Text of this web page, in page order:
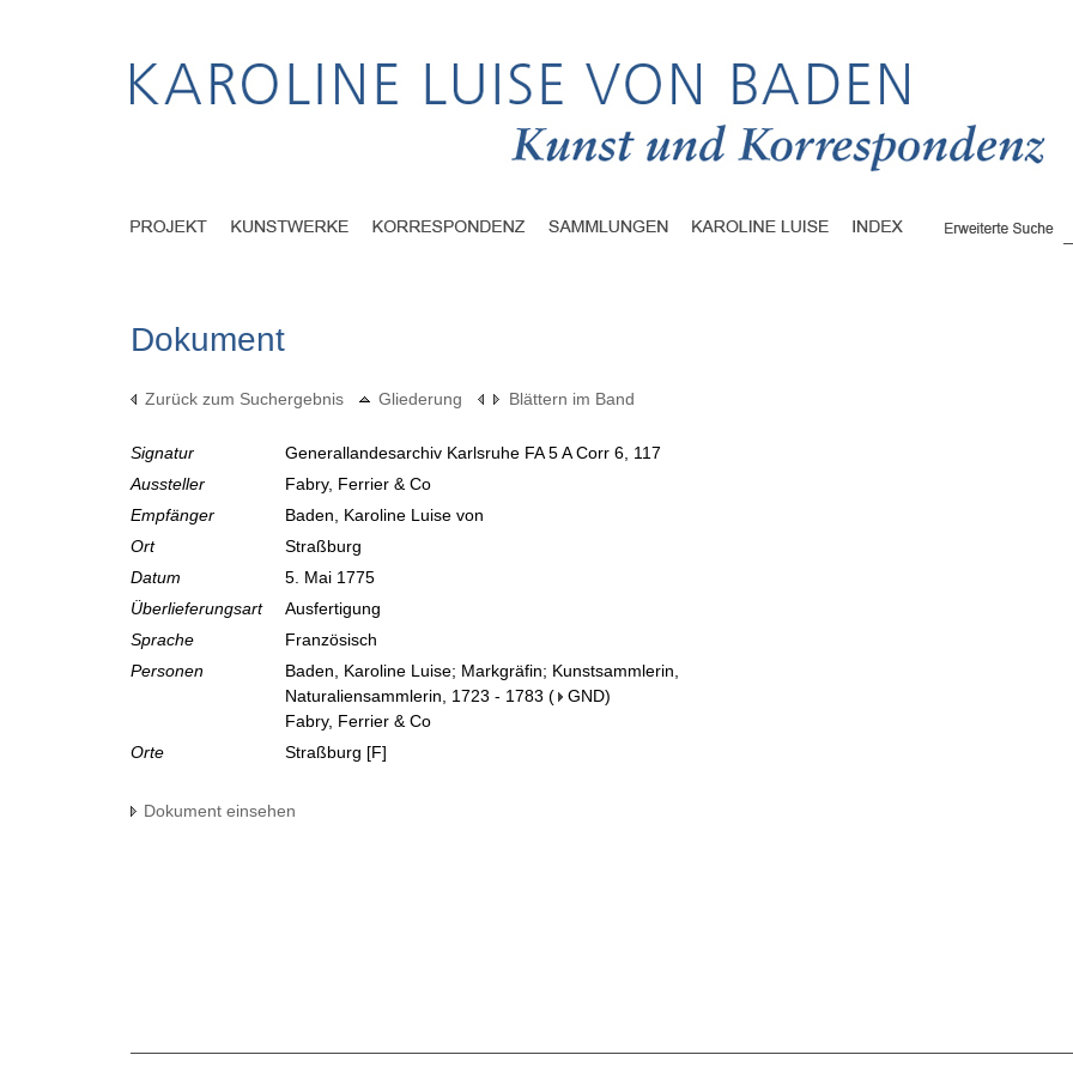
Dokument
Zurück zum Suchergebnis Gliederung Blättern im Band
Signatur
Generallandesarchiv Karlsruhe FA 5 A Corr 6, 117
Aussteller
Fabry, Ferrier & Co
Empfänger
Baden, Karoline Luise von
Ort
Straßburg
Datum
5. Mai 1775
Überlieferungsart
Ausfertigung
Sprache
Französisch
Personen
Baden, Karoline Luise; Markgräfin; Kunstsammlerin,
Naturaliensammlerin, 1723 - 1783 ( GND)
Fabry, Ferrier & Co
Orte
Straßburg [F]
Dokument einsehen